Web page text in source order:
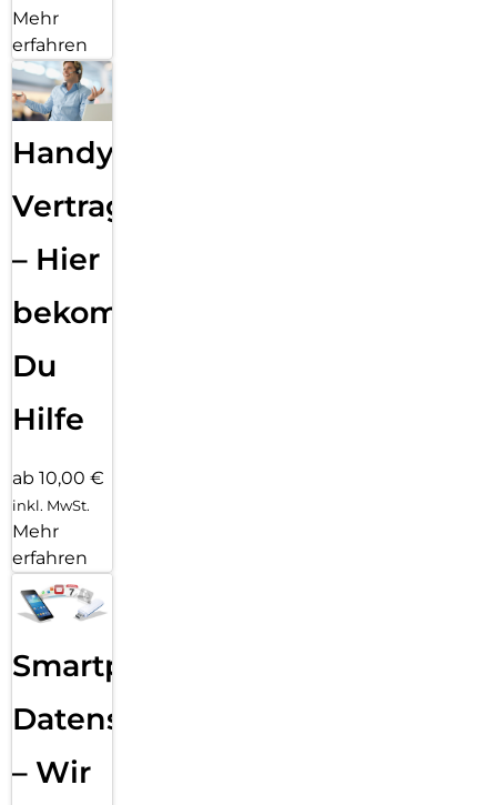
Mehr
erfahren
Handy
Vertragsabwicklung
– Hier
bekommst
Du
Hilfe
ab 10,00 €
inkl. MwSt.
Mehr
erfahren
Smartphone
Datensicherung
– Wir